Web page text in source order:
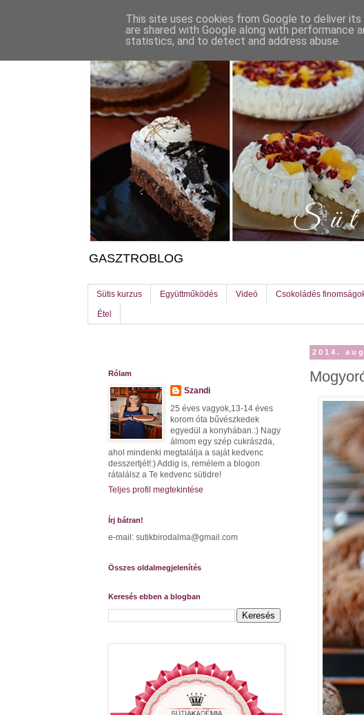
GASZTROBLOG
Sütis kurzus Együttműködés Videó Csokoládés
Étel
2014.
Rólam
Szandi
25 éves vagyok,13-14 éves
korom óta bűvészkedek
egyedül a konyhában.:) Nagy
álmom egy szép cukrászda,
ahol mindenki megtalálja a saját kedvenc
desszertjét!:) Addig is, remélem a blogon
rátalálsz a Te kedvenc sütidre!
Teljes profil megtekintése
Írj bátran!
e-mail: sutikbirodalma@gmail.com
Összes oldalmegjelenítés
Keresés ebben a blogban
This site uses cookies from Google to deliver
are shared with Google along with performance
statistics, and to detect and address abuse.